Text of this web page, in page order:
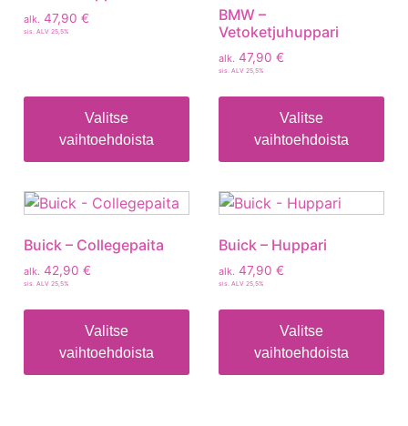
alk. 47,90 €
sis. ALV 25,5%
Valitse
vaihtoehdoista
BMW –
Vetoketjuhuppari
alk. 47,90 €
sis. ALV 25,5%
Valitse
vaihtoehdoista
Buick – Collegepaita
alk. 42,90 €
sis. ALV 25,5%
Valitse
vaihtoehdoista
Buick – Huppari
alk. 47,90 €
sis. ALV 25,5%
Valitse
vaihtoehdoista